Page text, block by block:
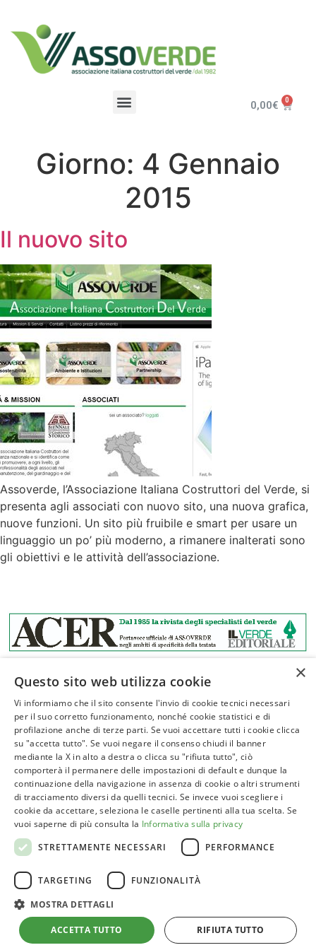
0,00€
Giorno: 4 Gennaio
2015
Il nuovo sito
Assoverde, l’Associazione Italiana Costruttori del Verde, si
presenta agli associati con nuovo sito, una nuova grafica,
nuove funzioni. Un sito più fruibile e smart per usare un
linguaggio un po’ più moderno, a rimanere inalterati sono
gli obiettivi e le attività dell’associazione.
ASSOVERDE
P.Iva 02961181209
posta@assoverde.it
Privacy Policy
Cookie Policy
Sede:
Corso Vittorio Emanuele II, 101 – 00186 Roma
Tel. 06 6852413
×
Questo sito web utilizza cookie
Vi informiamo che il sito consente l'invio di cookie tecnici necessari
per il suo corretto funzionamento, nonché cookie statistici e di
profilazione anche di terze parti. Se vuoi accettare tutti i cookie clicca
su "accetta tutto". Se vuoi negare il consenso chiudi il banner
mediante la X in alto a destra o clicca su "rifiuta tutto", ciò
comporterà il permanere delle impostazioni di default e dunque la
continuazione della navigazione in assenza di cookie o altri strumenti
di tracciamento diversi da quelli tecnici. Se invece vuoi scegliere i
cookie da accettare, seleziona le caselle pertinenti alla tua scelta. Se
vuoi saperne di più consulta la Informativa sulla privacy
STRETTAMENTE NECESSARI
PERFORMANCE
TARGETING FUNZIONALITÀ
MOSTRA DETTAGLI
ACCETTA TUTTO RIFIUTA TUTTO